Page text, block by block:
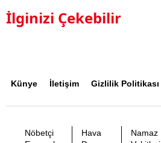
İlginizi Çekebilir
Künye İletişim Gizlilik Politikası
Nöbetçi
Hava
Namaz